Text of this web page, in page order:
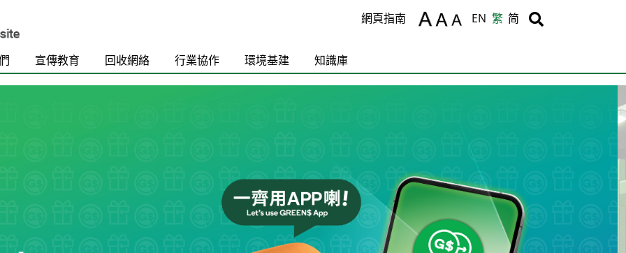
Body
網頁指南 EN 繁 简 Body
宣傳教育 回收網絡 行業協作 環境基建 知識庫